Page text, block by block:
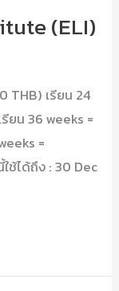
(ELI)
THB) เรียน 24
ยน 36 weeks =
=
ช้ได้ถึง : 30 Dec